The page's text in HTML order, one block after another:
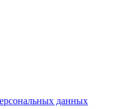
данных